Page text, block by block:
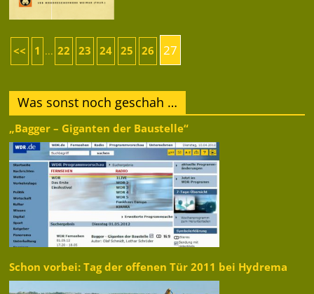
<< 1 ... 22 23 24 25 26 27
Was sonst noch geschah …
„Bagger – Giganten der Baustelle“
Schon vorbei: Tag der offenen Tür 2011 bei Hydrema